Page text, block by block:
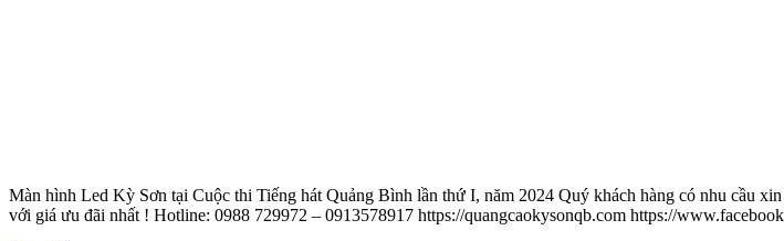
Màn hình Led Kỳ Sơn tại Cuộc thi Tiếng hát Quảng Bình lần thứ I, năm 2024 Quý khách hàng có nhu cầu
với giá ưu đãi nhất ! Hotline: 0988 729972 – 0913578917 https://quangcaokysonqb.com https://